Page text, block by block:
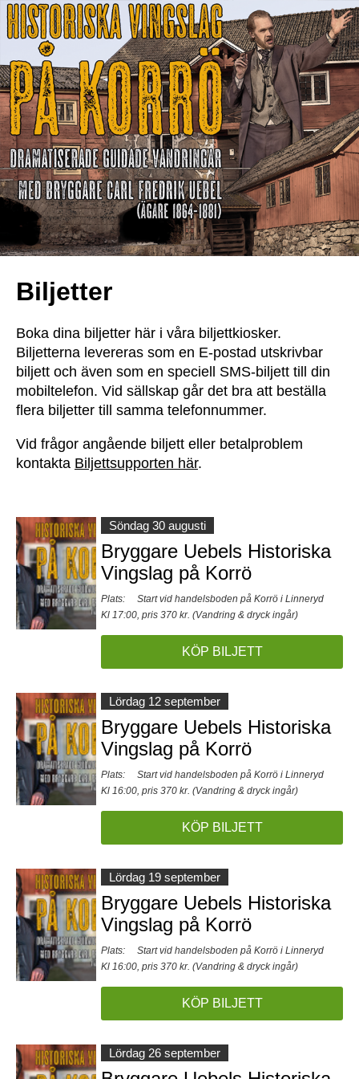
Biljetter
Boka dina biljetter här i våra biljettkiosker.
Biljetterna levereras som en E-postad utskrivbar
biljett och även som en speciell SMS-biljett till din
mobiltelefon. Vid sällskap går det bra att beställa
flera biljetter till samma telefonnummer.
Vid frågor angående biljett eller betalproblem
kontakta Biljettsupporten här.
Söndag 30 augusti
Bryggare Uebels Historiska
Vingslag på Korrö
Plats:
Start vid handelsboden på Korrö i Linneryd
Kl 17:00, pris 370 kr. (Vandring & dryck ingår)
KÖP BILJETT
Lördag 12 september
Bryggare Uebels Historiska
Vingslag på Korrö
Plats:
Start vid handelsboden på Korrö i Linneryd
Kl 16:00, pris 370 kr. (Vandring & dryck ingår)
KÖP BILJETT
Lördag 19 september
Bryggare Uebels Historiska
Vingslag på Korrö
Plats:
Start vid handelsboden på Korrö i Linneryd
Kl 16:00, pris 370 kr. (Vandring & dryck ingår)
KÖP BILJETT
Lördag 26 september